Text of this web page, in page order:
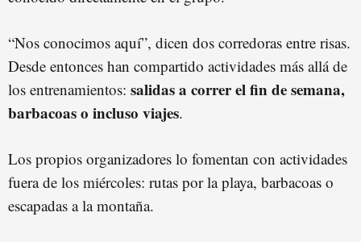
“Nos conocimos aquí”, dicen dos corredoras entre risas.
Desde entonces han compartido actividades más allá de
los entrenamientos: salidas a correr el fin de semana,
barbacoas o incluso viajes.
Los propios organizadores lo fomentan con actividades
fuera de los miércoles: rutas por la playa, barbacoas o
escapadas a la montaña.